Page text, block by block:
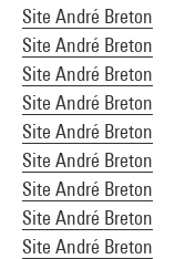
Site André Breton
Site André Breton
Site André Breton
Site André Breton
Site André Breton
Site André Breton
Site André Breton
Site André Breton
Site André Breton